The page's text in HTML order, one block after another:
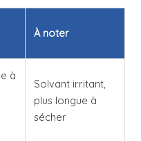
À noter
à
Solvant irritant,
plus longue à
sécher